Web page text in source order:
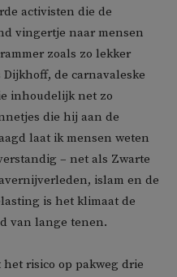
activisten die de
vingertje naar mensen
zoals zo lekker
de carnavaleske
inhoudelijk net zo
die hij aan de
laat ik mensen weten
– net als Zwarte
islam en de
is het klimaat de
van lange tenen.
risico op pakweg drie